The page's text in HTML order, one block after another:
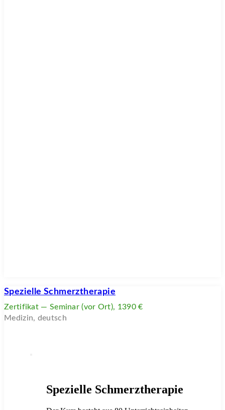
Spezielle Schmerztherapie
Zertifikat — Seminar (vor Ort), 1390 €
Medizin, deutsch
Spezielle Schmerztherapie